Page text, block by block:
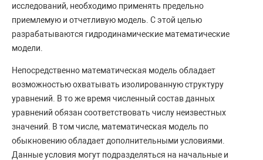
исследований, необходимо применять предельно
приемлемую и отчетливую модель. С этой целью
разрабатываются гидродинамические математические
модели.
Непосредственно математическая модель обладает
возможностью охватывать изолированную структуру
уравнений. В то же время численный состав данных
уравнений обязан соответствовать числу неизвестных
значений. В том числе, математическая модель по
обыкновению обладает дополнительными условиями.
Данные условия могут подразделяться на начальные и